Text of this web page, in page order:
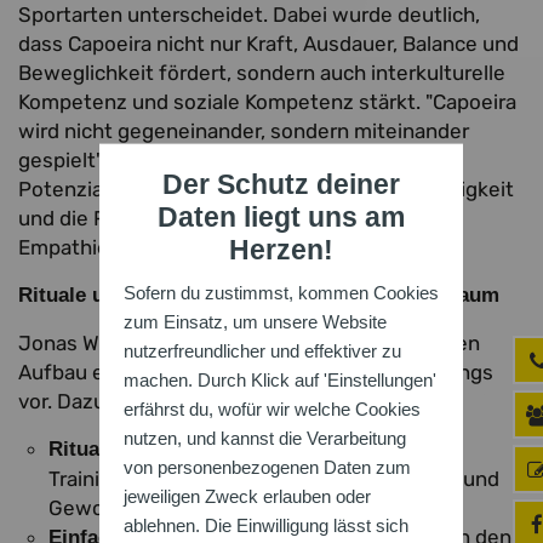
Der Schutz deiner
Daten liegt uns am
Herzen!
Sofern du zustimmst, kommen Cookies
zum Einsatz, um unsere Website
nutzerfreundlicher und effektiver zu
machen. Durch Klick auf 'Einstellungen'
erfährst du, wofür wir welche Cookies
nutzen, und kannst die Verarbeitung
von personenbezogenen Daten zum
jeweiligen Zweck erlauben oder
ablehnen. Die Einwilligung lässt sich
Sportarten unterscheidet. Dabei wurde deutlich,
dass Capoeira nicht nur Kraft, Ausdauer, Balance und
Beweglichkeit fördert, sondern auch interkulturelle
Kompetenz und soziale Kompetenz stärkt. "Capoeira
wird nicht gegeneinander, sondern miteinander
gespielt", erklärte Jonas Walter und hob das
Potenzial der Capoeira für Kommunikationsfähigkeit
und die Relevanz gegenseitigen Respekts und
Empathie hervor.
Rituale und Regeln, Mitbestimmung und Freiraum
Jonas Walter stellte bewährte Prinzipien für den
Aufbau eines für ihn erfolgreichen Kindertrainings
vor. Dazu gehörten:
Rituale
: Ein klarer, wiederkehrender
Trainingsablauf gibt den Kindern Sicherheit und
Gewohnheit.
Einfache Regeln : Simple Grundregeln helfen den